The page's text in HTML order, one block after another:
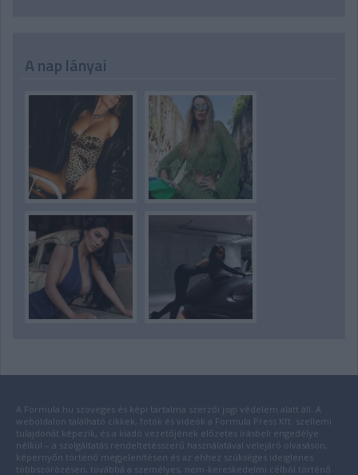
A nap lányai
A Formula.hu szöveges és képi tartalma szerzői jogi védelem alatt áll. A
weboldalon található cikkek, fotók és videók a Formula Press Kft. szellemi
tulajdonát képezik, és a kiadó vezetőjének előzetes írásbeli engedélye
nélkül – a szolgáltatás rendeltetésszerű használatával velejáró olvasáson,
képernyőn történő megjelenítésen és az ehhez szükséges ideiglenes
többszörözésen, továbbá a személyes, nem-kereskedelmi célból történő